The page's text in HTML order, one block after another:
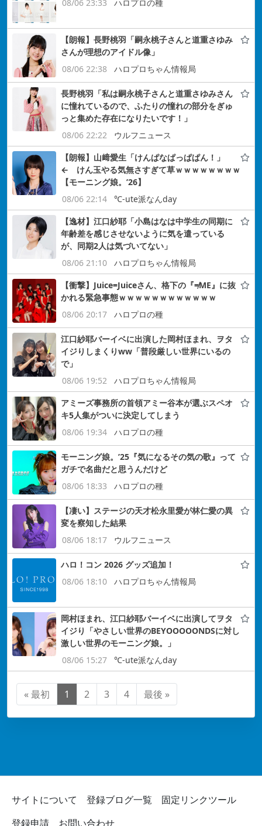
08/06 23:33
ハロプロの種
【朗報】長野桃羽「嗣永桃子さんと道重さゆみ
さんが理想のアイドル像」
08/06 22:38
ハロプロちゃん情報局
長野桃羽「私は嗣永桃子さんと道重さゆみさん
に憧れているので、ふたりの憧れの部分をぎゅ
っと集めた存在になりたいです！」
08/06 22:22
ウルフニュース
【朗報】山﨑愛生「けんぱなぱっぱぱん！」
← けん玉やる気無さすぎて草ｗｗｗｗｗｗｗｗ
【モーニング娘。’26】
08/06 22:14
℃-ute派なんday
【逸材】江口紗耶「小島はなは中学生の同期に
年齢差を感じさせないように気を遣っている
が、同期2人は気づいてない」
08/06 21:10
ハロプロちゃん情報局
【衝撃】Juice=Juiceさん、格下の『≠ME』に抜
かれる緊急事態ｗｗｗｗｗｗｗｗｗｗｗｗ
08/06 20:17
ハロプロの種
江口紗耶バーイベに出演した岡村ほまれ、ヲタ
イジりしまくりww「普段厳しい世界にいるの
で」
08/06 19:52
ハロプロちゃん情報局
アミーズ事務所の首領アミー谷本が選ぶスペオ
キ5人集がついに決定してしまう
08/06 19:34
ハロプロの種
モーニング娘。’25『気になるその気の歌』って
ガチで名曲だと思うんだけど
08/06 18:33
ハロプロの種
【凄い】ステージの天才松永里愛が林仁愛の異
変を察知した結果
08/06 18:17
ウルフニュース
ハロ！コン 2026 グッズ追加！
08/06 18:10
ハロプロちゃん情報局
岡村ほまれ、江口紗耶バーイベに出演してヲタ
イジり「やさしい世界のBEYOOOOONDSに対し
激しい世界のモーニング娘。」
08/06 15:27
℃-ute派なんday
« 最初 1 2 3 4 最後 »
サイトについて 登録ブログ一覧
固定リンクツール
登録申請
お問い合わせ